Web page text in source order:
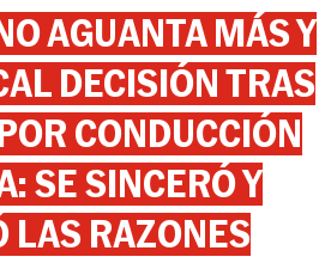
AGUANTA MÁS Y
DECISIÓN TRAS
CONDUCCIÓN
SE SINCERÓ Y
LAS RAZONES